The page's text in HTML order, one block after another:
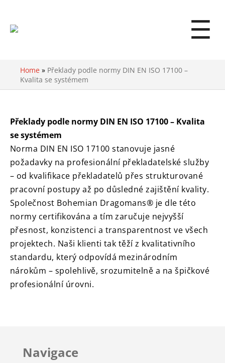
☰
Home » Překlady podle normy DIN EN ISO 17100 –
Kvalita se systémem
Překlady podle normy DIN EN ISO 17100 – Kvalita
se systémem
Norma DIN EN ISO 17100 stanovuje jasné
požadavky na profesionální překladatelské služby
– od kvalifikace překladatelů přes strukturované
pracovní postupy až po důsledné zajištění kvality.
Společnost Bohemian Dragomans® je dle této
normy certifikována a tím zaručuje nejvyšší
přesnost, konzistenci a transparentnost ve všech
projektech. Naši klienti tak těží z kvalitativního
standardu, který odpovídá mezinárodním
nárokům – spolehlivě, srozumitelně a na špičkové
profesionální úrovni.
Navigace